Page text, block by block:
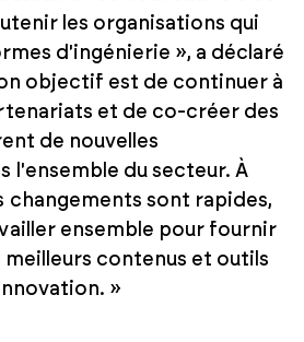
les organisations qui
d'ingénierie », a déclaré
objectif est de continuer à
et de co-créer des
de nouvelles
l'ensemble du secteur. À
changements sont rapides,
ensemble pour fournir
meilleurs contenus et outils
»